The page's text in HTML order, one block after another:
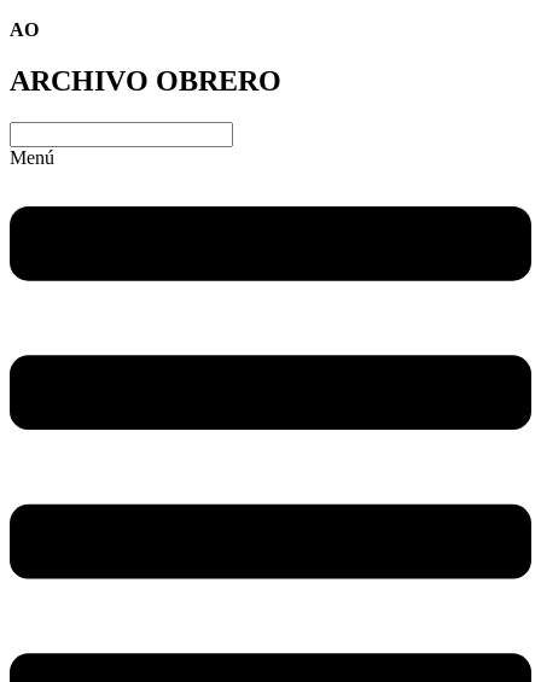
AO
ARCHIVO OBRERO
Menú